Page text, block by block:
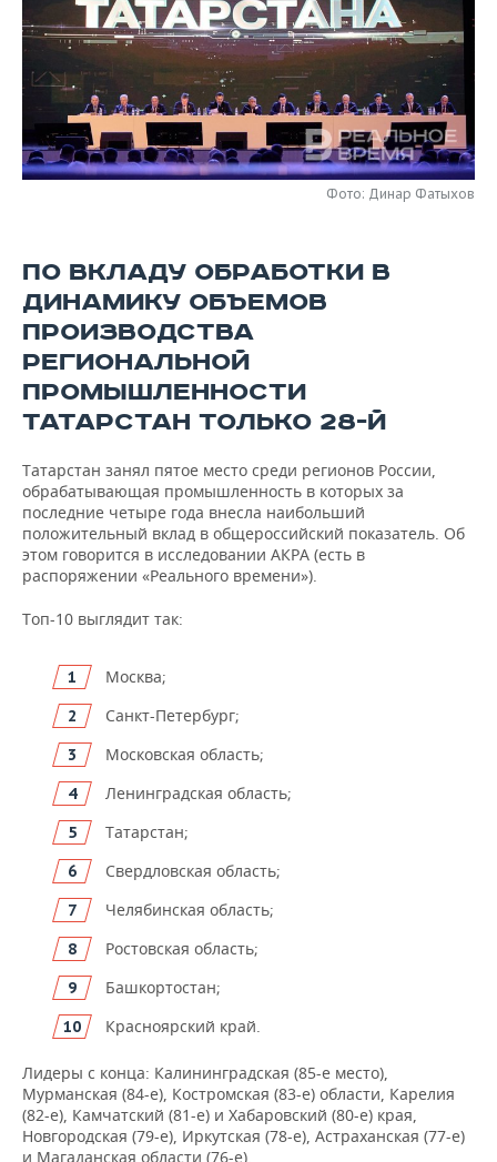
НЕФТЕХИМИЯ
НЕФТЬ
ОПК
ЭНЕРГЕТИКА
РОЗНИЧНАЯ ТОРГОВЛЯ
ТРАНСПОРТ
УСЛУГИ
НОВОСТИ ТЕХНОЛОГИЙ
IT
МЕДИА
МЕРОПРИЯТИЯ
НОВОСТИ МЕРОПРИЯТИЙ
ВЫЕЗДНАЯ РЕДАКЦИЯ
ОТКРЫТАЯ ЛЕКЦИЯ
СПОРТ
НОВОСТИ СПОРТА
БАСКЕТБОЛ
КИБЕРСПОРТ
ВОДНЫЕ ВИДЫ СПОРТА
ХОККЕЙ С МЯЧОМ
ОБЩЕСТВО
ИНФРАСТРУКТУРА
КУЛЬТУРА
ОБРАЗОВАНИЕ
ПРОИСШЕСТВИЯ
СПРАВОЧНИК
СПИСОК ПЕРСОН
СПИСОК КОМПАНИЙ
ПОЛНАЯ ВЕРСИЯ
Фото: Динар Фатыхов
ПО ВКЛАДУ ОБРАБОТКИ В
ДИНАМИКУ ОБЪЕМОВ
ПРОИЗВОДСТВА
РЕГИОНАЛЬНОЙ
ПРОМЫШЛЕННОСТИ
ТАТАРСТАН ТОЛЬКО 28-Й
Татарстан занял пятое место среди регионов России,
обрабатывающая промышленность в которых за
последние четыре года внесла наибольший
положительный вклад в общероссийский показатель. Об
этом говорится в исследовании АКРА (есть в
распоряжении «Реального времени»).
Топ-10 выглядит так:
Москва;
Санкт-Петербург;
Московская область;
Ленинградская область;
Татарстан;
Свердловская область;
Челябинская область;
Ростовская область;
Башкортостан;
Красноярский край.
Лидеры с конца: Калининградская (85-е место),
Мурманская (84-е), Костромская (83-е) области, Карелия
(82-е), Камчатский (81-е) и Хабаровский (80-е) края,
Новгородская (79-е), Иркутская (78-е), Астраханская (77-е)
и Магаданская области (76-е).